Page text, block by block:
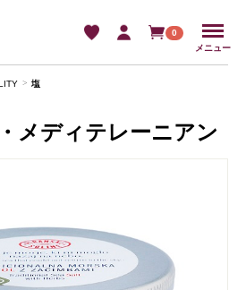
0
メニュー
塩
メディテレーニアン